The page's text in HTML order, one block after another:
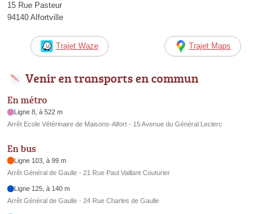
15 Rue Pasteur
94140 Alfortville
Trajet Waze Trajet Maps
Venir en transports en commun
En métro
Ligne 8, à 522 m
Arrêt Ecole Vétérinaire de Maisons-Alfort - 15 Avenue du Général Leclerc
En bus
Ligne 103, à 99 m
Arrêt Général de Gaulle - 21 Rue Paul Vaillant Couturier
Ligne 125, à 140 m
Arrêt Général de Gaulle - 24 Rue Charles de Gaulle